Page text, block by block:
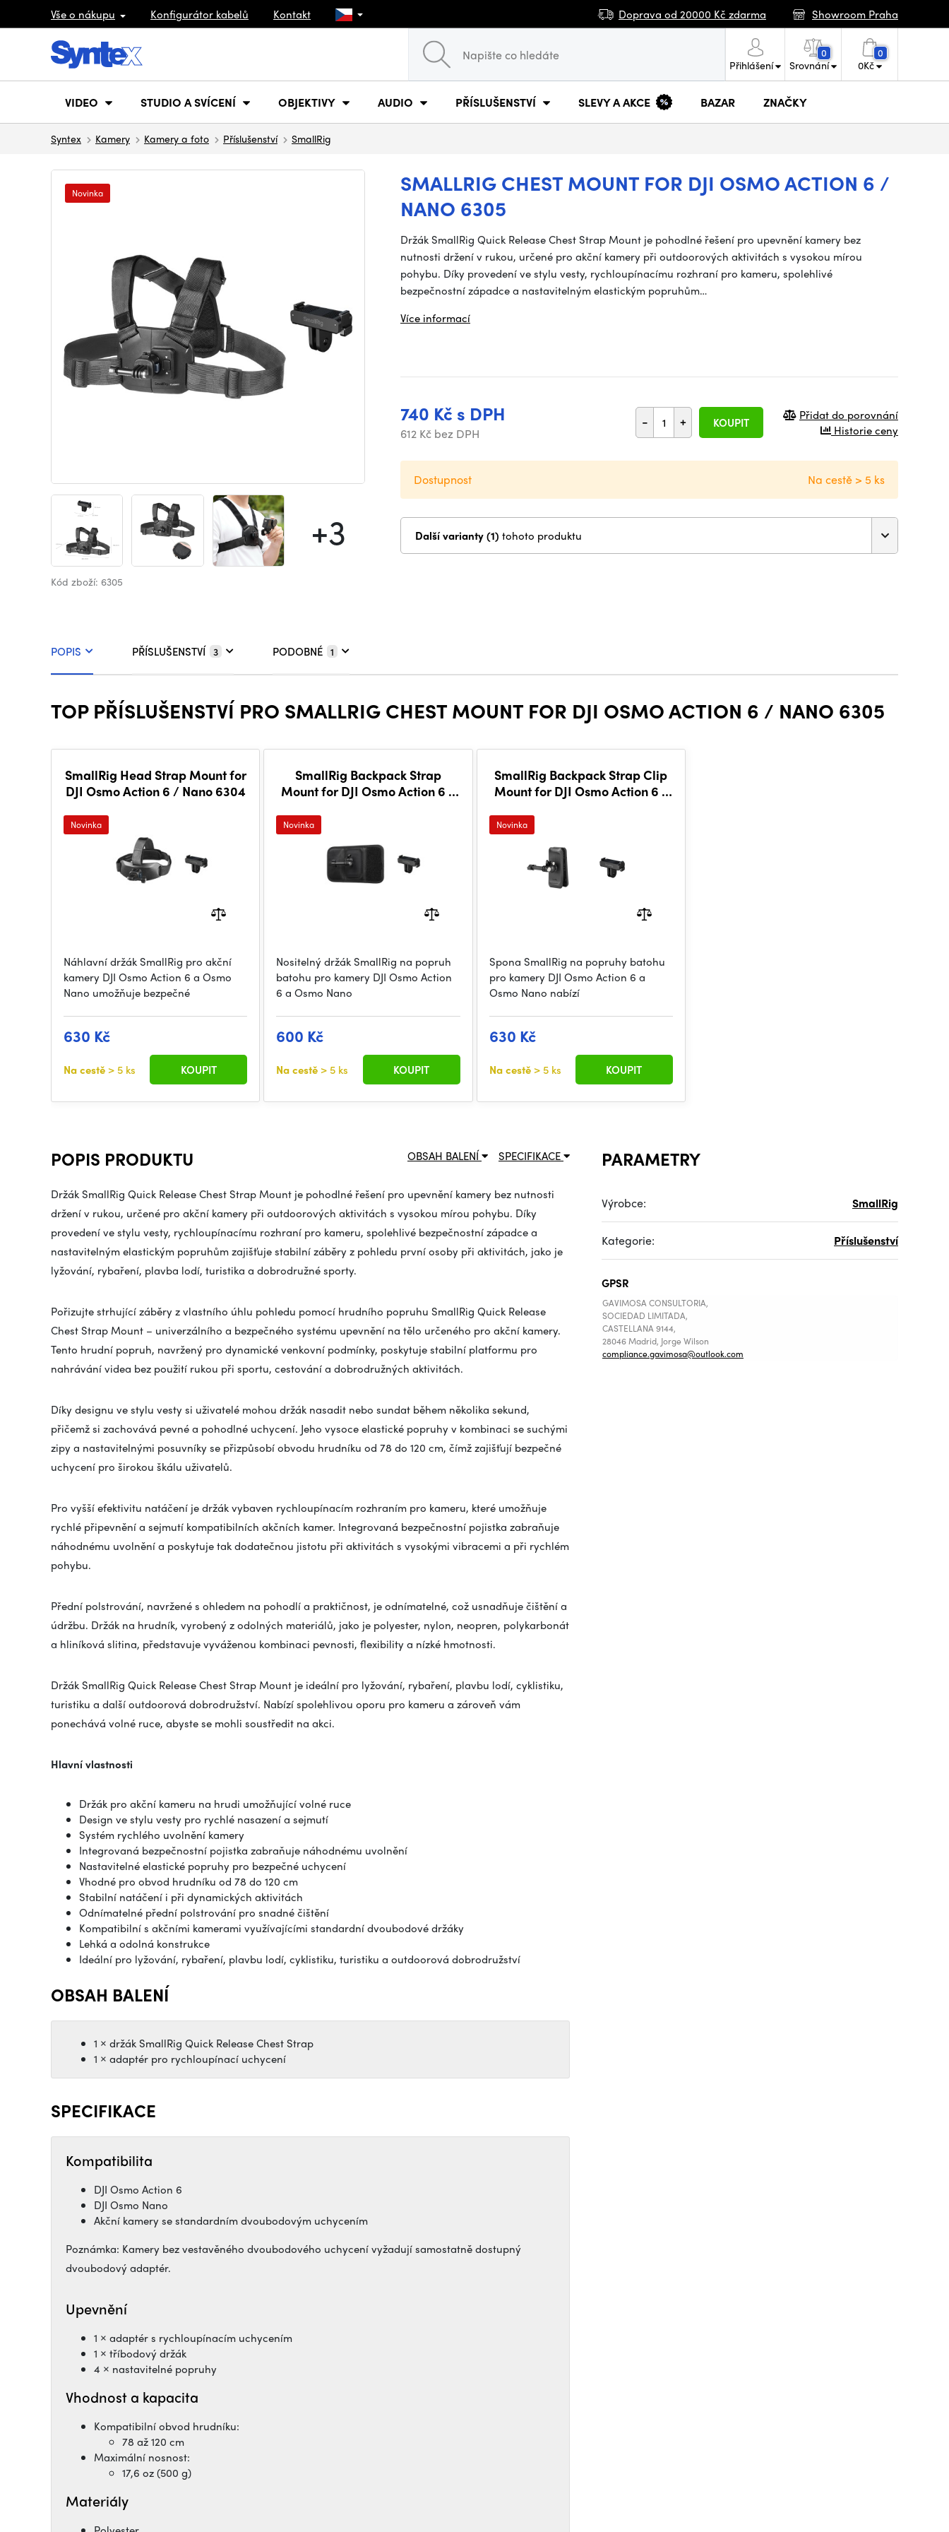
Vše o nákupu Konfigurátor kabelů Kontakt Doprava od 20000 Kč zdarma Showroom Praha
Přihlášení
0
Srovnání
0
0Kč
VIDEO STUDIO A SVÍCENÍ OBJEKTIVY AUDIO PŘÍSLUŠENSTVÍ SLEVY A AKCE BAZAR ZNAČKY
Syntex Kamery Kamery a foto Příslušenství SmallRig
SMALLRIG CHEST MOUNT FOR DJI OSMO ACTION 6 /
NANO 6305
+3
Novinka
Kód zboží: 6305
Držák SmallRig Quick Release Chest Strap Mount je pohodlné řešení pro upevnění kamery bez
nutnosti držení v rukou, určené pro akční kamery při outdoorových aktivitách s vysokou mírou
pohybu. Díky provedení ve stylu vesty, rychloupínacímu rozhraní pro kameru, spolehlivé
bezpečnostní západce a nastavitelným elastickým popruhům…
Více informací
740 Kč s DPH
612 Kč bez DPH
- + KOUPIT
Přidat do porovnání
Historie ceny
Dostupnost Na cestě > 5 ks
Další varianty (1) tohoto produktu
POPIS PŘÍSLUŠENSTVÍ 3 PODOBNÉ 1
TOP PŘÍSLUŠENSTVÍ PRO SMALLRIG CHEST MOUNT FOR DJI OSMO ACTION 6 / NANO 6305
SmallRig Head Strap Mount for
DJI Osmo Action 6 / Nano 6304
Novinka
Náhlavní držák SmallRig pro akční
kamery DJI Osmo Action 6 a Osmo
Nano umožňuje bezpečné
630 Kč
Na cestě > 5 ks KOUPIT
SmallRig Backpack Strap
Mount for DJI Osmo Action 6 /
Novinka
Nositelný držák SmallRig na popruh
batohu pro kamery DJI Osmo Action
6 a Osmo Nano
600 Kč
Na cestě > 5 ks KOUPIT
SmallRig Backpack Strap Clip
Mount for DJI Osmo Action 6 /
Novinka
Spona SmallRig na popruhy batohu
pro kamery DJI Osmo Action 6 a
Osmo Nano nabízí
630 Kč
Na cestě > 5 ks KOUPIT
SPECIFIKACE
OBSAH BALENÍ
POPIS PRODUKTU
Držák SmallRig Quick Release Chest Strap Mount je pohodlné řešení pro upevnění kamery bez nutnosti
držení v rukou, určené pro akční kamery při outdoorových aktivitách s vysokou mírou pohybu. Díky
provedení ve stylu vesty, rychloupínacímu rozhraní pro kameru, spolehlivé bezpečnostní západce a
nastavitelným elastickým popruhům zajišťuje stabilní záběry z pohledu první osoby při aktivitách, jako je
lyžování, rybaření, plavba lodí, turistika a dobrodružné sporty.
Pořizujte strhující záběry z vlastního úhlu pohledu pomocí hrudního popruhu SmallRig Quick Release
Chest Strap Mount – univerzálního a bezpečného systému upevnění na tělo určeného pro akční kamery.
Tento hrudní popruh, navržený pro dynamické venkovní podmínky, poskytuje stabilní platformu pro
nahrávání videa bez použití rukou při sportu, cestování a dobrodružných aktivitách.
Díky designu ve stylu vesty si uživatelé mohou držák nasadit nebo sundat během několika sekund,
přičemž si zachovává pevné a pohodlné uchycení. Jeho vysoce elastické popruhy v kombinaci se suchými
zipy a nastavitelnými posuvníky se přizpůsobí obvodu hrudníku od 78 do 120 cm, čímž zajišťují bezpečné
uchycení pro širokou škálu uživatelů.
Pro vyšší efektivitu natáčení je držák vybaven rychloupínacím rozhraním pro kameru, které umožňuje
rychlé připevnění a sejmutí kompatibilních akčních kamer. Integrovaná bezpečnostní pojistka zabraňuje
náhodnému uvolnění a poskytuje tak dodatečnou jistotu při aktivitách s vysokými vibracemi a při rychlém
pohybu.
Přední polstrování, navržené s ohledem na pohodlí a praktičnost, je odnímatelné, což usnadňuje čištění a
údržbu. Držák na hrudník, vyrobený z odolných materiálů, jako je polyester, nylon, neopren, polykarbonát
a hliníková slitina, představuje vyváženou kombinaci pevnosti, flexibility a nízké hmotnosti.
Držák SmallRig Quick Release Chest Strap Mount je ideální pro lyžování, rybaření, plavbu lodí, cyklistiku,
turistiku a další outdoorová dobrodružství. Nabízí spolehlivou oporu pro kameru a zároveň vám
ponechává volné ruce, abyste se mohli soustředit na akci.
Hlavní vlastnosti
Držák pro akční kameru na hrudi umožňující volné ruce
Design ve stylu vesty pro rychlé nasazení a sejmutí
Systém rychlého uvolnění kamery
Integrovaná bezpečnostní pojistka zabraňuje náhodnému uvolnění
Nastavitelné elastické popruhy pro bezpečné uchycení
Vhodné pro obvod hrudníku od 78 do 120 cm
Stabilní natáčení i při dynamických aktivitách
Odnímatelné přední polstrování pro snadné čištění
Kompatibilní s akčními kamerami využívajícími standardní dvoubodové držáky
Lehká a odolná konstrukce
Ideální pro lyžování, rybaření, plavbu lodí, cyklistiku, turistiku a outdoorová dobrodružství
OBSAH BALENÍ
1 × držák SmallRig Quick Release Chest Strap
1 × adaptér pro rychloupínací uchycení
SPECIFIKACE
Kompatibilita
DJI Osmo Action 6
DJI Osmo Nano
Akční kamery se standardním dvoubodovým uchycením
Poznámka: Kamery bez vestavěného dvoubodového uchycení vyžadují samostatně dostupný
dvoubodový adaptér.
Upevnění
1 × adaptér s rychloupínacím uchycením
1 × tříbodový držák
4 × nastavitelné popruhy
Vhodnost a kapacita
Kompatibilní obvod hrudníku:
78 až 120 cm
Maximální nosnost:
17,6 oz (500 g)
Materiály
PARAMETRY
Výrobce: SmallRig
Kategorie: Příslušenství
GPSR
GAVIMOSA CONSULTORIA,
SOCIEDAD LIMITADA,
CASTELLANA 9144,
28046 Madrid, Jorge Wilson
compliance.gavimosa@outlook.com